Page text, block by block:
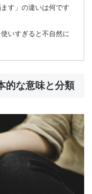
す」の違いは何です
いすぎると不自然に
的な意味と分類